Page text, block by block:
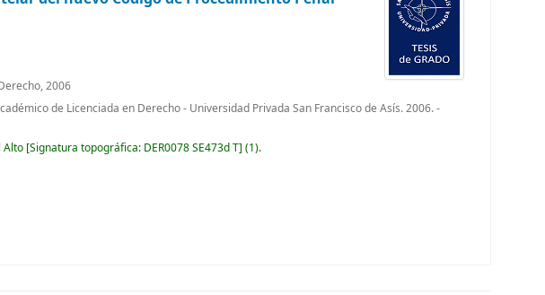
2006
de Licenciada en Derecho - Universidad Privada San Francisco de Asís. 2006. -
Alto Signatura topográfica: DER0078 SE473d T (1).